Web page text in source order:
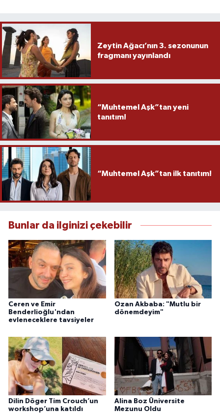
Zeytin Ağacı’nın 3. sezonunun
fragmanı yayınlandı
“Muhtemel Aşk”tan yeni
tanıtım!
“Muhtemel Aşk”tan ilk tanıtım!
Bunlar da ilginizi çekebilir
Ceren ve Emir
Benderlioğlu'ndan
evleneceklere tavsiyeler
Ozan Akbaba: "Mutlu bir
dönemdeyim"
Dilin Döger Tim Crouch’un
workshop’una katıldı
Alina Boz Üniversite
Mezunu Oldu